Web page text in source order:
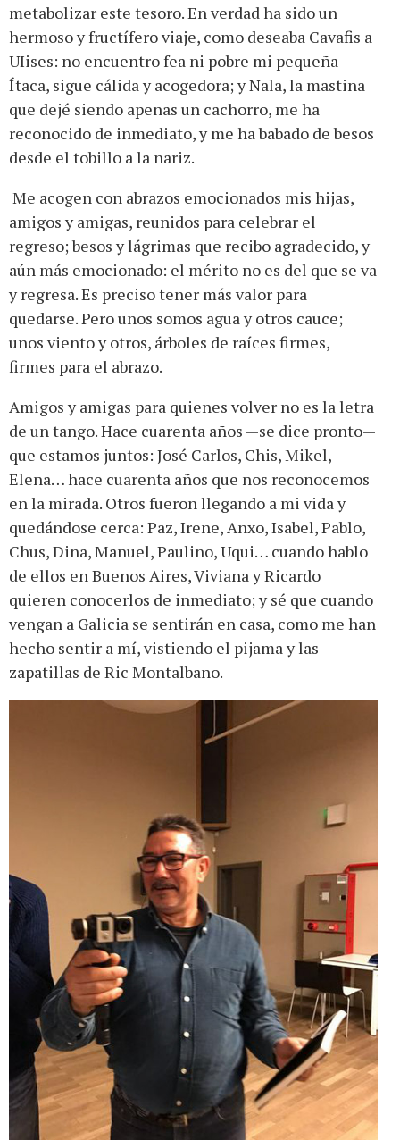
metabolizar este tesoro. En verdad ha sido un
hermoso y fructífero viaje, como deseaba Cavafis a
UIises: no encuentro fea ni pobre mi pequeña
Ítaca, sigue cálida y acogedora; y Nala, la mastina
que dejé siendo apenas un cachorro, me ha
reconocido de inmediato, y me ha babado de besos
desde el tobillo a la nariz.
Me acogen con abrazos emocionados mis hijas,
amigos y amigas, reunidos para celebrar el
regreso; besos y lágrimas que recibo agradecido, y
aún más emocionado: el mérito no es del que se va
y regresa. Es preciso tener más valor para
quedarse. Pero unos somos agua y otros cauce;
unos viento y otros, árboles de raíces firmes,
firmes para el abrazo.
Amigos y amigas para quienes volver no es la letra
de un tango. Hace cuarenta años —se dice pronto—
que estamos juntos: José Carlos, Chis, Mikel,
Elena… hace cuarenta años que nos reconocemos
en la mirada. Otros fueron llegando a mi vida y
quedándose cerca: Paz, Irene, Anxo, Isabel, Pablo,
Chus, Dina, Manuel, Paulino, Uqui… cuando hablo
de ellos en Buenos Aires, Viviana y Ricardo
quieren conocerlos de inmediato; y sé que cuando
vengan a Galicia se sentirán en casa, como me han
hecho sentir a mí, vistiendo el pijama y las
zapatillas de Ric Montalbano.